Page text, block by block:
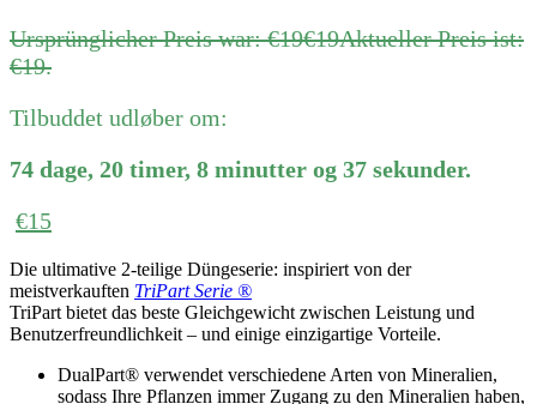
Ursprünglicher Preis war: €19€19Aktueller Preis ist:
€19.
Tilbuddet udløber om:
74 dage, 20 timer, 8 minutter og 37 sekunder.
€15
Die ultimative 2-teilige Düngeserie: inspiriert von der
meistverkauften TriPart Serie ®
TriPart bietet das beste Gleichgewicht zwischen Leistung und
Benutzerfreundlichkeit – und einige einzigartige Vorteile.
DualPart® verwendet verschiedene Arten von Mineralien,
sodass Ihre Pflanzen immer Zugang zu den Mineralien haben,